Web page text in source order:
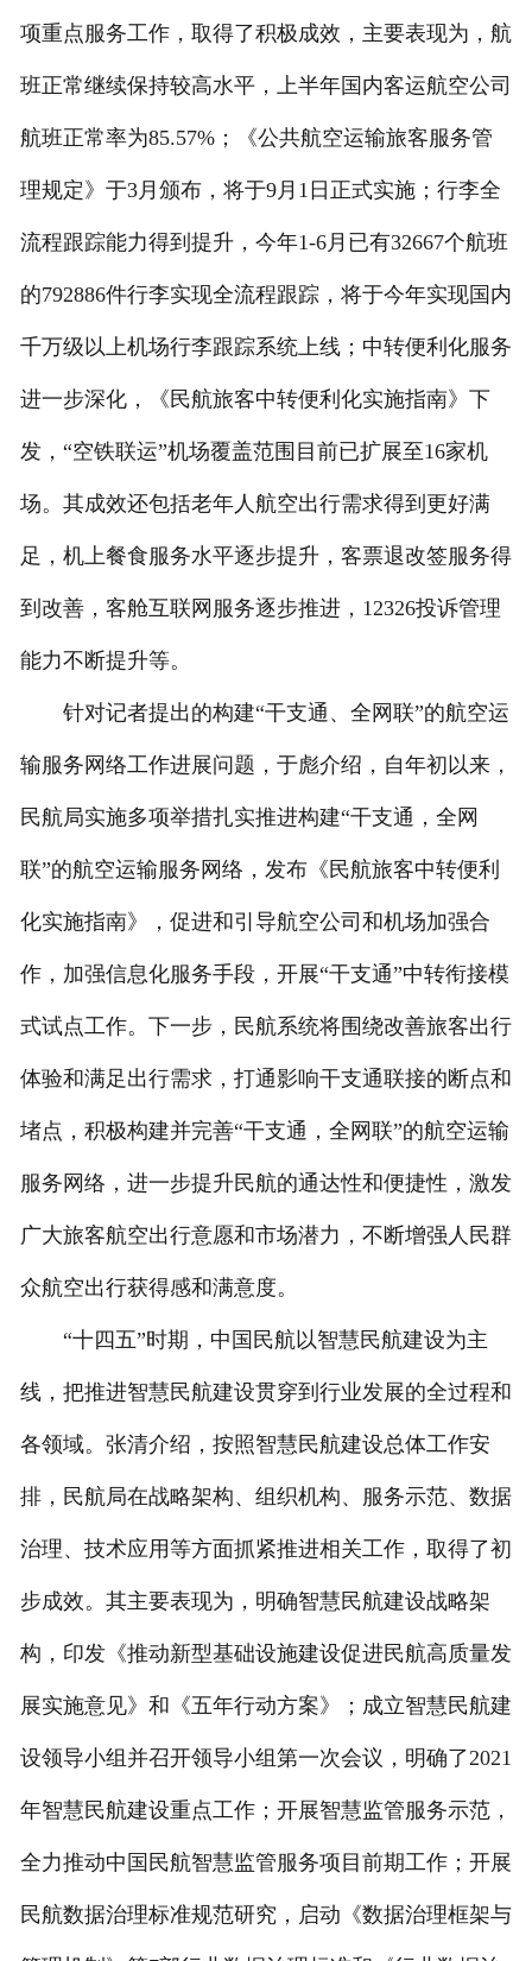
项重点服务工作，取得了积极成效，主要表现为，航
班正常继续保持较高水平，上半年国内客运航空公司
航班正常率为85.57%；《公共航空运输旅客服务管
理规定》于3月颁布，将于9月1日正式实施；行李全
流程跟踪能力得到提升，今年1-6月已有32667个航班
的792886件行李实现全流程跟踪，将于今年实现国内
千万级以上机场行李跟踪系统上线；中转便利化服务
进一步深化，《民航旅客中转便利化实施指南》下
发，“空铁联运”机场覆盖范围目前已扩展至16家机
场。其成效还包括老年人航空出行需求得到更好满
足，机上餐食服务水平逐步提升，客票退改签服务得
到改善，客舱互联网服务逐步推进，12326投诉管理
能力不断提升等。
针对记者提出的构建“干支通、全网联”的航空运
输服务网络工作进展问题，于彪介绍，自年初以来，
民航局实施多项举措扎实推进构建“干支通，全网
联”的航空运输服务网络，发布《民航旅客中转便利
化实施指南》，促进和引导航空公司和机场加强合
作，加强信息化服务手段，开展“干支通”中转衔接模
式试点工作。下一步，民航系统将围绕改善旅客出行
体验和满足出行需求，打通影响干支通联接的断点和
堵点，积极构建并完善“干支通，全网联”的航空运输
服务网络，进一步提升民航的通达性和便捷性，激发
广大旅客航空出行意愿和市场潜力，不断增强人民群
众航空出行获得感和满意度。
“十四五”时期，中国民航以智慧民航建设为主
线，把推进智慧民航建设贯穿到行业发展的全过程和
各领域。张清介绍，按照智慧民航建设总体工作安
排，民航局在战略架构、组织机构、服务示范、数据
治理、技术应用等方面抓紧推进相关工作，取得了初
步成效。其主要表现为，明确智慧民航建设战略架
构，印发《推动新型基础设施建设促进民航高质量发
展实施意见》和《五年行动方案》；成立智慧民航建
设领导小组并召开领导小组第一次会议，明确了2021
年智慧民航建设重点工作；开展智慧监管服务示范，
全力推动中国民航智慧监管服务项目前期工作；开展
民航数据治理标准规范研究，启动《数据治理框架与